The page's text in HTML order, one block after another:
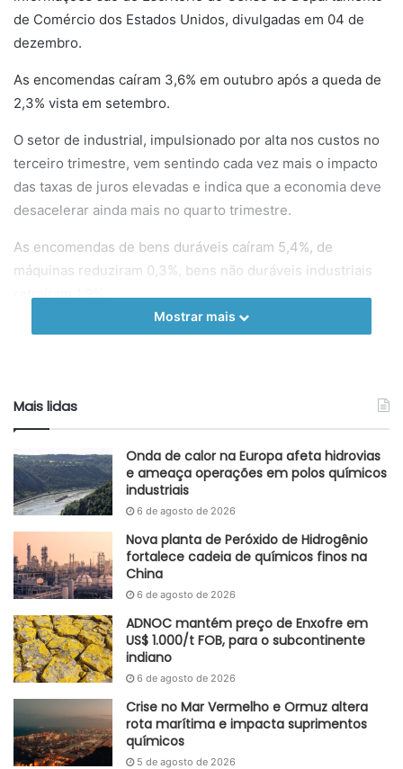
de Comércio dos Estados Unidos, divulgadas em 04 de
dezembro.
As encomendas caíram 3,6% em outubro após a queda de
2,3% vista em setembro.
O setor de industrial, impulsionado por alta nos custos no
terceiro trimestre, vem sentindo cada vez mais o impacto
das taxas de juros elevadas e indica que a economia deve
desacelerar ainda mais no quarto trimestre.
As encomendas de bens duráveis caíram 5,4%, de
máquinas reduziram 0,3%, bens não duráveis industriais
Adaptado GlobalKem | 07 de dezembro de 2023
Mostrar mais
Mais lidas
Onda de calor na Europa afeta hidrovias
e ameaça operações em polos químicos
industriais
6 de agosto de 2026
Nova planta de Peróxido de Hidrogênio
fortalece cadeia de químicos finos na
China
6 de agosto de 2026
ADNOC mantém preço de Enxofre em
US$ 1.000/t FOB, para o subcontinente
indiano
6 de agosto de 2026
Crise no Mar Vermelho e Ormuz altera
rota marítima e impacta suprimentos
químicos
5 de agosto de 2026